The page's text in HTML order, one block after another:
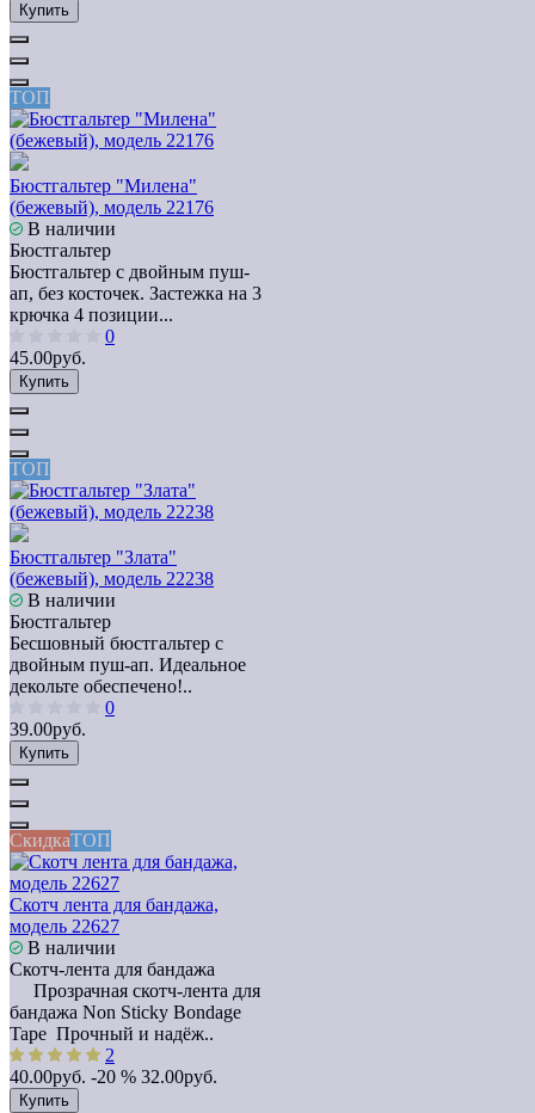
Купить
ТОП
Бюстгальтер "Милена"
(бежевый), модель 22176
В наличии
Бюстгальтер
Бюстгальтер с двойным пуш-
ап, без косточек. Застежка на 3
крючка 4 позиции...
0
45.00руб.
Купить
ТОП
Бюстгальтер "Злата"
(бежевый), модель 22238
В наличии
Бюстгальтер
Бесшовный бюстгальтер с
двойным пуш-ап. Идеальное
декольте обеспечено!..
0
39.00руб.
Купить
СкидкаТОП
Скотч лента для бандажа,
модель 22627
В наличии
Скотч-лента для бандажа
Прозрачная скотч-лента для
бандажа Non Sticky Bondage
Tape Прочный и надёж..
2
40.00руб. -20 % 32.00руб.
Купить